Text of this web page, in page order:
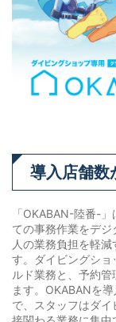
導入店舗数
「OKABAN-陸番-
ての事務作業をデジ
人の業務負担を軽
す。ダイビングシ
ルド業務と、予約
ます。OKABANを
で、スタッフはダ